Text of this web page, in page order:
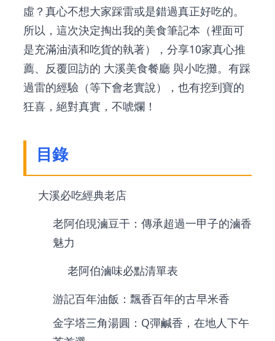
虛？真心不想大家踩雷或是錯過真正好吃的。
所以，這次決定掏出我的美食筆記本（裡面可
是充滿油漬和吃貨的執著），分享10家真心推
薦、反覆回訪的 大溪美食餐廳 與小吃攤。有踩
過雷的經驗（等下會老實說），也有挖到寶的
狂喜，絕對真實，不唬爛！
目錄
大溪必吃經典老店
老阿伯現滷豆干：傳承超過一甲子的滷香
魅力
老阿伯滷味必點清單表
游記百年油飯：飄香百年的古早米香
金字塔三角湯圓：Q彈鹹香，在地人下午